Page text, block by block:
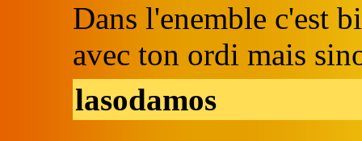
Dans l'enemble c'est
avec ton ordi mais
lasodamos